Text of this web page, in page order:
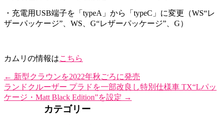
・充電用USB端子を「typeA」から 「typeC」に変更 （WS“レ
ザーパッケージ”、WS、G“レザーパッケージ”、G）
カムリの情報はこちら
← 新型クラウンを2022年秋ごろに発売
ランドクルーザー プラドを一部改良し特別仕様車 TX“Lパッ
ケージ・Matt Black Edition”を設定 →
カテゴリー